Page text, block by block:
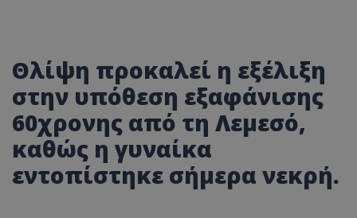
Θλίψη προκαλεί η εξέλιξη
στην υπόθεση εξαφάνισης
60χρονης από τη Λεμεσό,
καθώς η γυναίκα
εντοπίστηκε σήμερα νεκρή.